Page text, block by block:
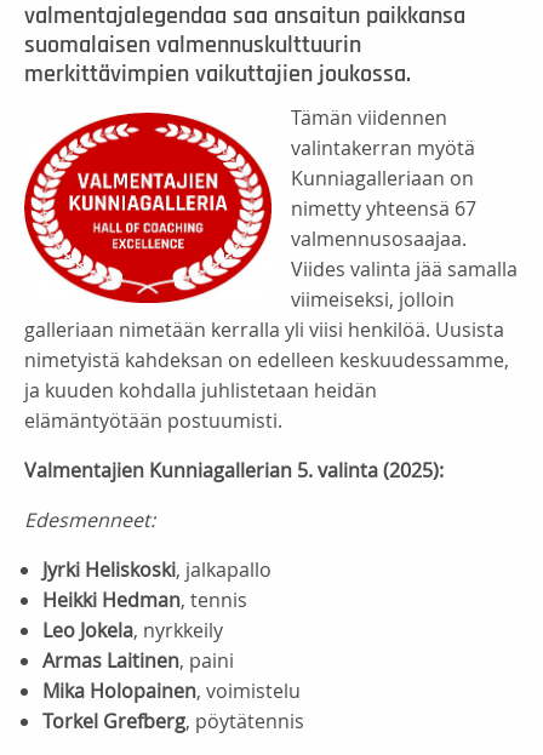
valmentajalegendaa saa ansaitun paikkansa
suomalaisen valmennuskulttuurin
merkittävimpien vaikuttajien joukossa.
Tämän viidennen
valintakerran myötä
Kunniagalleriaan on
nimetty yhteensä 67
valmennusosaajaa.
Viides valinta jää samalla
viimeiseksi, jolloin
galleriaan nimetään kerralla yli viisi henkilöä. Uusista
nimetyistä kahdeksan on edelleen keskuudessamme,
ja kuuden kohdalla juhlistetaan heidän
elämäntyötään postuumisti.
Valmentajien Kunniagallerian 5. valinta (2025):
Edesmenneet:
Jyrki Heliskoski, jalkapallo
Heikki Hedman, tennis
Leo Jokela, nyrkkeily
Armas Laitinen, paini
Mika Holopainen, voimistelu
Torkel Grefberg, pöytätennis